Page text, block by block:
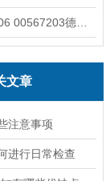
文章
注意事项
进行日常检查